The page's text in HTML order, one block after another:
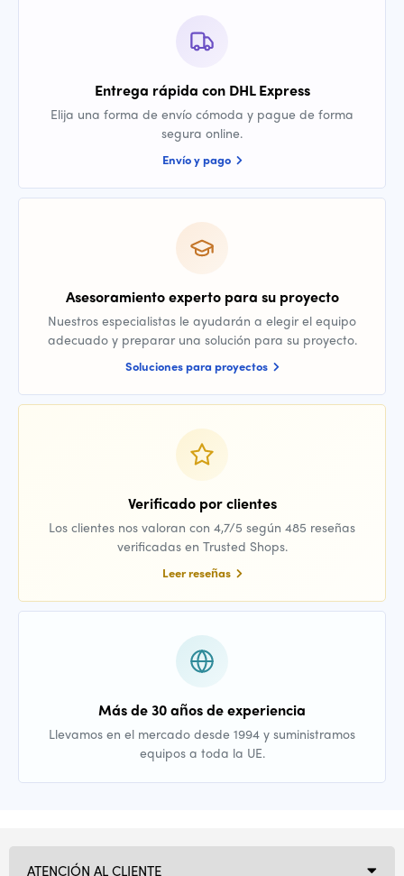
Entrega rápida con DHL Express
Elija una forma de envío cómoda y pague de forma
segura online.
Envío y pago
Asesoramiento experto para su proyecto
Nuestros especialistas le ayudarán a elegir el equipo
adecuado y preparar una solución para su proyecto.
Soluciones para proyectos
Verificado por clientes
Los clientes nos valoran con 4,7/5 según 485 reseñas
verificadas en Trusted Shops.
Leer reseñas
Más de 30 años de experiencia
Llevamos en el mercado desde 1994 y suministramos
equipos a toda la UE.
ATENCIÓN AL CLIENTE